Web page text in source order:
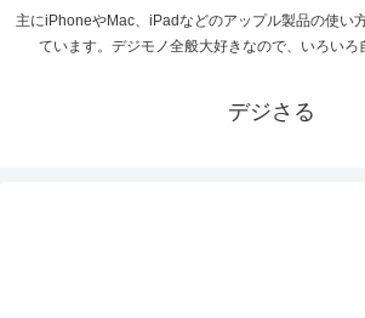
主にiPhoneやMac、iPadなどのアップル製品の使い
ています。デジモノ全般大好きなので、いろいろ
デジさる